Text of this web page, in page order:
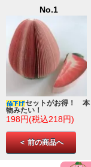
No.1
セットがお得！ 本
物みたい！
198円(税込218円)
＜ 前の商品へ